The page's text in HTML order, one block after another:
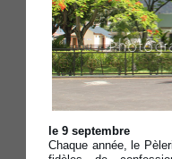
le 9 septembre
Chaque année, le